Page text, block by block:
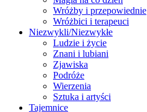
Wróżby i przepowiednie
Wróżbici i terapeuci
Niezwykli/Niezwykłe
Ludzie i życie
Znani i lubiani
Zjawiska
Podróże
Wierzenia
Sztuka i artyści
Tajemnice